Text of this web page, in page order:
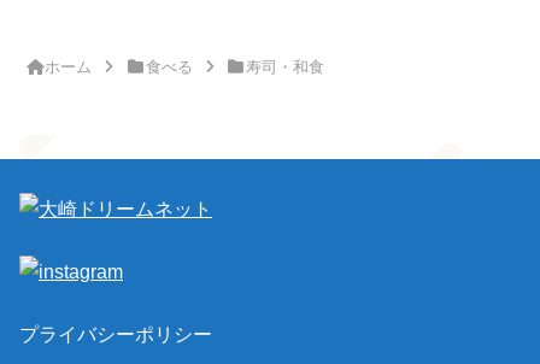
ホーム 食べる 寿司・和食
プライバシーポリシー